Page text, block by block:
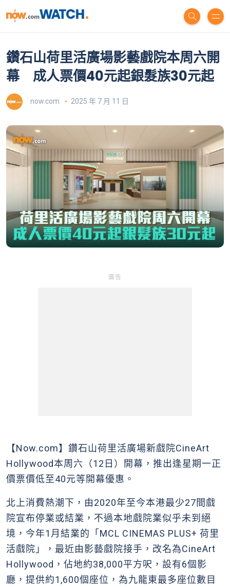
鑽石山荷里活廣場影藝戲院本周六開
幕 成人票價40元起銀髮族30元起
now.com 2025 年 7 月 11 日
廣告
【Now.com】鑽石山荷里活廣場新戲院CineArt
Hollywood本周六（12日）開幕，推出逢星期一正
價票價低至40元等開幕優惠。
北上消費熱潮下，由2020年至今本港最少27間戲
院宣布停業或結業，不過本地戲院業似乎未到絕
境，今年1月結業的「MCL CINEMAS PLUS+ 荷里
活戲院」，最近由影藝戲院接手，改名為CineArt
Hollywood，佔地約38,000平方呎，設有6個影
廳，提供約1,600個座位，為九龍東最多座位數目